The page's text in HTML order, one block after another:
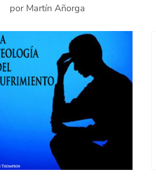
por Martín Añorga